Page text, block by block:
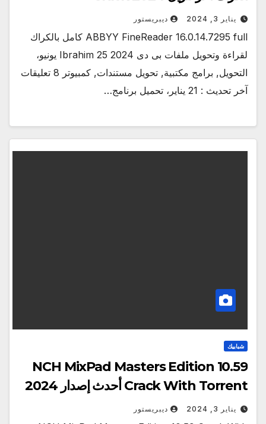
يناير 3, 2024 ديبريستور
ABBYY FineReader 16.0.14.7295 full كامل بالكراك
لقراءة وتحويل ملفات بى دى 2024 Ibrahim 25 يونيو،
التحويل, برامج مكتبية, تحويل مستندات, كمبيوتر 8 تعليقات
آخر تحديث : 21 يناير، تحميل برنامج…
شبابيك
NCH ​​MixPad Masters Edition 10.59
Crack With Torrent أحدث إصدار 2024
يناير 3, 2024 ديبريستور